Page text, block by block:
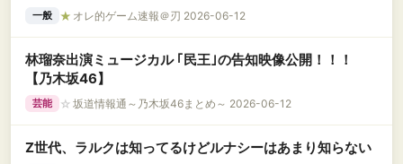
一般 ★ オレ的ゲーム速報＠刃 2026-06-12
林瑠奈出演ミュージカル ｢民王｣の告知映像公開！！！
【乃木坂46】
芸能 ☆ 坂道情報通～乃木坂46まとめ～ 2026-06-12
Z世代、ラルクは知ってるけどルナシーはあまり知らない